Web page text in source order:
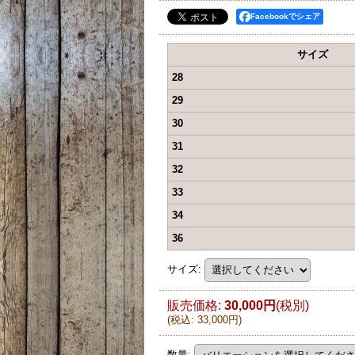
Facebookでシェア
サイズ
28
29
30
31
32
33
34
36
サイズ:
販売価格: 30,000円 (税別)
(税込: 33,000円)